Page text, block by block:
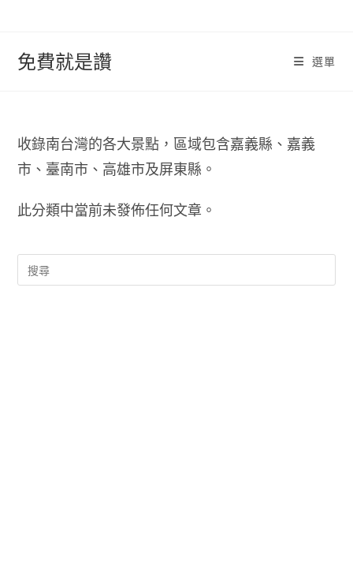
免費就是讚 選單
收錄南台灣的各大景點，區域包含嘉義縣、嘉義
市、臺南市、高雄市及屏東縣。
此分類中當前未發佈任何文章。